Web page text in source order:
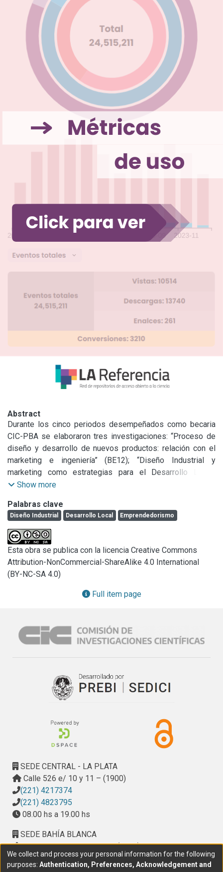
Abstract
Durante los cinco periodos desempeñados como becaria
CIC-PBA se elaboraron tres investigaciones: “Proceso de
diseño y desarrollo de nuevos productos: relación con el
marketing e ingeniería” (BE12); “Diseño Industrial y
marketing como estrategias para el Desarrollo Local”
(prórroga BE12) y “Diseño industrial, emprendedorismo y
Aires” (BP14 y prórroga). Desde 2012 resultados de estos
trabajos han sido expuestos en eventos académicos -
jornadas, encuentros, congresos, simposios- y publicados
en revistas, libros, publicaciones institucionales nacionales
e internacionales. Adicional a esto, se completó el cursado
del Doctorado en Artes (FBA-UNLP) y se avanzó en la
elaboración de la tesis doctoral (período de prórroga
especial BP14) titulada: “Horizontes disciplinares del
temática estrechamente relacionada con las
investigaciones citadas. Consideramos la experiencia en
Show more
Palabras clave
Diseño Industrial Desarrollo Local Emprendedorismo
Esta obra se publica con la licencia Creative Commons
Attribution-NonCommercial-ShareAlike 4.0 International
(BY-NC-SA 4.0)
Full item page
SEDE CENTRAL - LA PLATA
Calle 526 e/ 10 y 11 – (1900)
(221) 4217374
(221) 4823795
08.00 hs a 19.00 hs
SEDE BAHÍA BLANCA
Calle Ciudad de Cali 320 – (8000). Universidad
Provincial del Sudoeste (UPSO)
We collect and process your personal information for the following
purposes: Authentication, Preferences, Acknowledgement and